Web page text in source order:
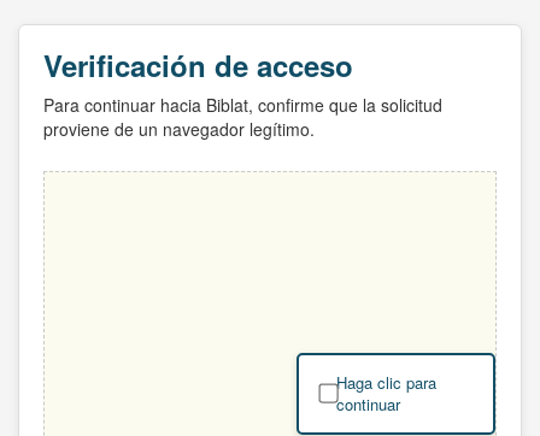
Verificación de acceso
Para continuar hacia Biblat, confirme que la solicitud
proviene de un navegador legítimo.
Haga clic para
continuar